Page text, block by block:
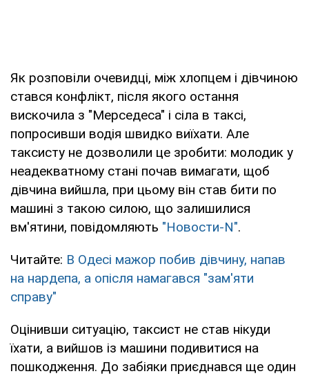
Як розповіли очевидці, між хлопцем і дівчиною
стався конфлікт, після якого остання
вискочила з "Мерседеса" і сіла в таксі,
попросивши водія швидко виїхати. Але
таксисту не дозволили це зробити: молодик у
неадекватному стані почав вимагати, щоб
дівчина вийшла, при цьому він став бити по
машині з такою силою, що залишилися
вм'ятини, повідомляють "Новости-N".
Читайте: В Одесі мажор побив дівчину, напав
на нардепа, а опісля намагався "зам'яти
справу"
Оцінивши ситуацію, таксист не став нікуди
їхати, а вийшов із машини подивитися на
пошкодження. До забіяки приєднався ще один